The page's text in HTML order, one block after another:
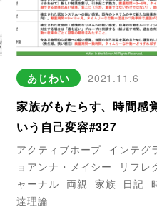
あじわい 2021.11.6
家族がもたらす、時間感
いう自己変容#327
アクティブホープ インテグ
ョアンナ・メイシー
リフレ
ャーナル 両親 家族 日記
達理論